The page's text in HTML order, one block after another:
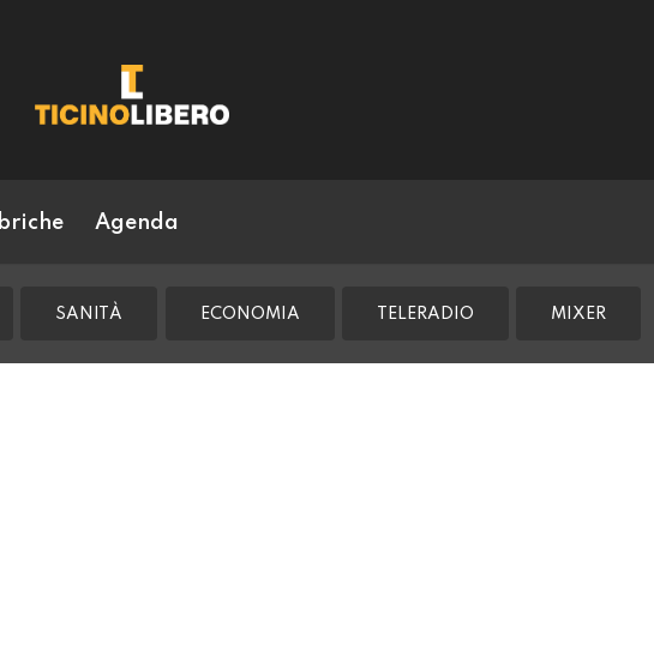
Agenda
SANITÀ ECONOMIA TELERADIO MIXER